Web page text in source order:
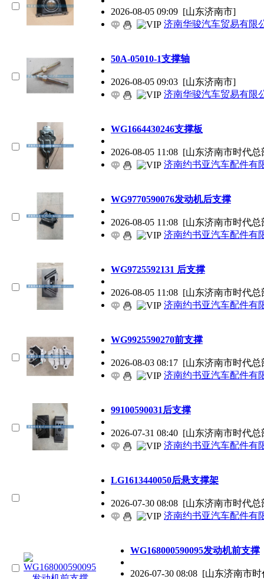
2026-08-05 09:09 [山东济南市]
济南华骏汽车贸易有限
50A-05010-1支撑轴
2026-08-05 09:03 [山东济南市]
济南华骏汽车贸易有限
WG1664430246支撑板
2026-08-05 11:08 [山东济南市时代总
济南约书亚汽车配件有
WG9770590076发动机后支撑
2026-08-05 11:08 [山东济南市时代总
济南约书亚汽车配件有
WG9725592131 后支撑
2026-08-05 11:08 [山东济南市时代总
济南约书亚汽车配件有
WG9925590270前支撑
2026-08-03 08:17 [山东济南市时代总
济南约书亚汽车配件有
99100590031后支撑
2026-07-31 08:40 [山东济南市时代总
济南约书亚汽车配件有
LG1613440050后悬支撑架
2026-07-30 08:08 [山东济南市时代总
济南约书亚汽车配件有
WG168000590095发动机前支撑
2026-07-30 08:08 [山东济南市